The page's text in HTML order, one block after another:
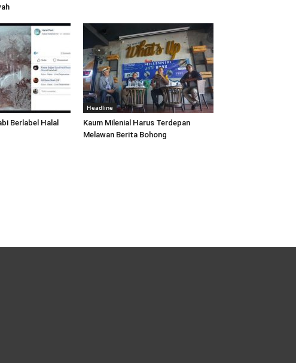
Berlabel Halal
Headline
Kaum Milenial Harus Terdepan
Melawan Berita Bohong